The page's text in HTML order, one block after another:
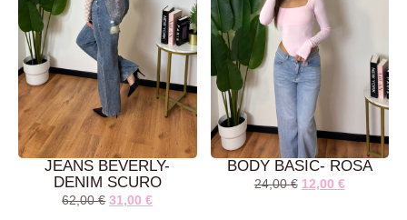
JEANS BEVERLY-
DENIM SCURO
62,00€ 31,00€
BODY BASIC- ROSA
24,00€ 12,00 €